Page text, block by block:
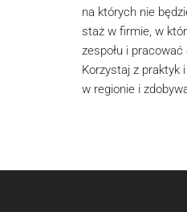
na których nie
staż w firmie, w
zespołu i
Korzystaj z praktyk
w regionie i